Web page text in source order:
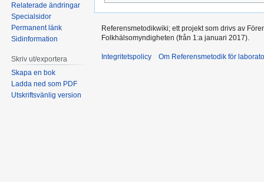
Relaterade ändringar
Specialsidor
Permanent länk
Sidinformation
Skriv ut/exportera
Skapa en bok
Ladda ned som PDF
Utskriftsvänlig version
Referensmetodikwiki; ett projekt som drivs av
Folkhälsomyndigheten (från 1:a januari 2017).
Integritetspolicy Om Referensmetodik för